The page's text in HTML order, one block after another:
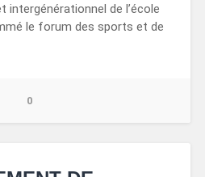
intergénérationnel de l’école
le forum des sports et de
0